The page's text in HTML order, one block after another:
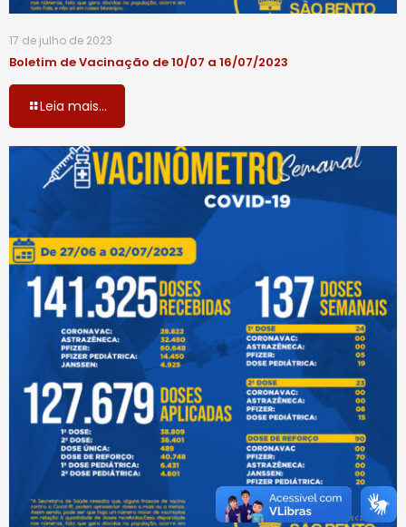
17 de julho de 2023
Boletim de Vacinação de 10/07 a 16/07/2023
Leia mais...